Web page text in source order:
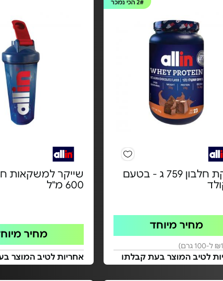
2#הכי נמכר
אבקת חלבון 759 ג - בטעם
מחיר מיוחד
לטיב המוצר בעת קבלתו
שייקר למשקאות
600 מ"ל
מחיר
אחריות לטיב המוצר